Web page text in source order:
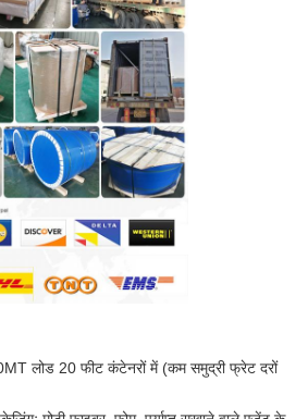
लोड 20 फीट कंटेनरों में (कम समुद्री फ्रेट दरों